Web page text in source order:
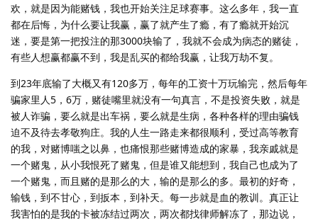
欢，就是因为能赌钱，我也开始关注足球赛事。这么多年，我一直
都在后悔，为什么要让我赢，赢了就产生了瘾，有了瘾就开始沉
迷，要是第一把投注的那3000块输了，我就不会成为病态的赌徒，
有些人想赢都赢不到，我是乱买的都给我赢，让我万劫不复。
到23年底输了大概又有120多万，每年的工资十万玩输完，然后每年
骗家里人5，6万，赌徒嘴里就没有一句真言，不是投资失败，就是
被人诈骗，要么就是出车祸，要么就是生病，各种各样的理由骗钱
迫不及待去孝敬狗庄。我的人生一路走来都很顺利，受过高等教育
的我，对赌博嗤之以鼻，也痛恨那些赌博造成的家暴，我亲戚就是
一个赌鬼，从小我恨死了赌鬼，但是谁又能想到，我自己也成为了
一个赌鬼，而且赌的是那么的大，输的是那么的多。最初的好奇，
输钱，到不甘心，到扳本，到补天。每一步就是血的教训。真正让
我害怕的是我的卡被冻结过两次，两次都找律师解冻了，那边说，